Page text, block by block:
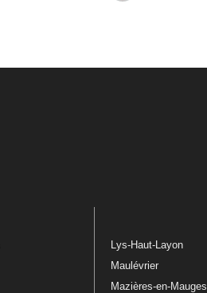
Lys-Haut-Layon
Maulévrier
Mazières-en-Mauges